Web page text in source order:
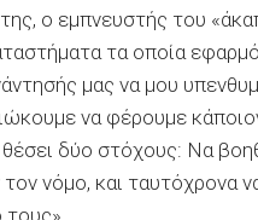
ο εμπνευστής του
τα οποία
μας να μου
να φέρουμε
δύο στόχους: Να
νόμο, και ταυτόχρονα
τους».